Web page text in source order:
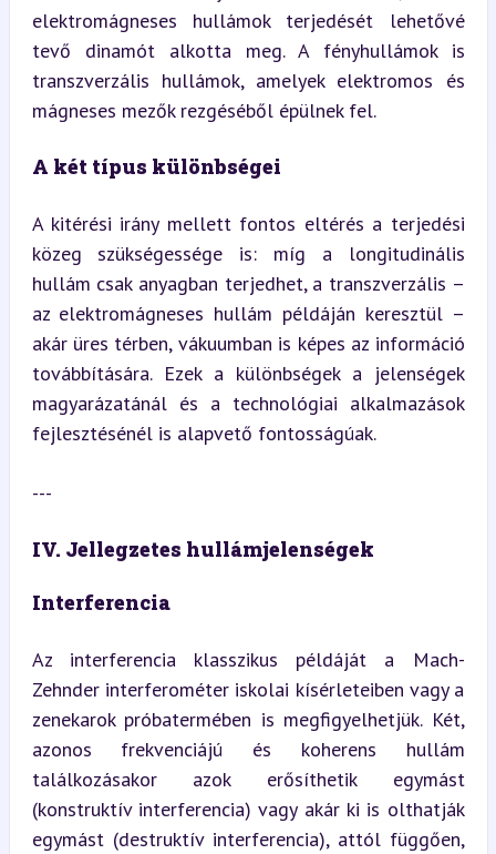
elektromágneses hullámok terjedését lehetővé
tevő dinamót alkotta meg. A fényhullámok is
transzverzális hullámok, amelyek elektromos és
mágneses mezők rezgéséből épülnek fel.
A két típus különbségei
A kitérési irány mellett fontos eltérés a terjedési
közeg szükségessége is: míg a longitudinális
hullám csak anyagban terjedhet, a transzverzális –
az elektromágneses hullám példáján keresztül –
akár üres térben, vákuumban is képes az információ
továbbítására. Ezek a különbségek a jelenségek
magyarázatánál és a technológiai alkalmazások
fejlesztésénél is alapvető fontosságúak.
---
IV. Jellegzetes hullámjelenségek
Interferencia
Az interferencia klasszikus példáját a Mach-
Zehnder interferométer iskolai kísérleteiben vagy a
zenekarok próbatermében is megfigyelhetjük. Két,
azonos frekvenciájú és koherens hullám
találkozásakor azok erősíthetik egymást
(konstruktív interferencia) vagy akár ki is olthatják
egymást (destruktív interferencia), attól függően,